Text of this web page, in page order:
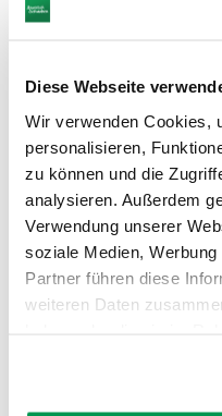
Diese Webseite
Wir verwenden Cookies,
personalisieren,
zu können und die
analysieren. Außerdem
Verwendung unserer
soziale Medien,
Partner führen diese
weiteren Daten
AUF DER KARTE